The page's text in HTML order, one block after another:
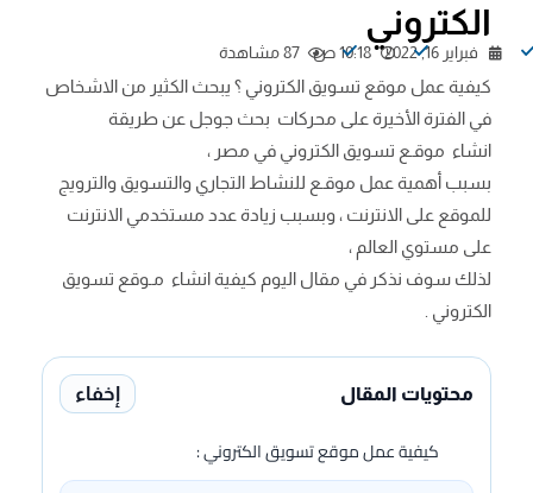
الكتروني
فبراير 16, 2022 10:18 ص 87 مشاهدة
كيفية عمل موقع تسويق الكتروني ؟ يبحث الكثير من الاشخاص
في الفترة الأخيرة على محركات بحث جوجل عن طريقة
انشاء موقـع تسويق الكتروني في مصر ،
بسبب أهمية عمل موقـع للنشاط التجاري والتسويق والترويج
للموقع على الانترنت ، وبسبب زيادة عدد مستخدمي الانترنت
على مستوي العالم ،
لذلك سوف نذكر في مقال اليوم كيفية انشاء مـوقع تسويق
الكتروني .
محتويات المقال إخفاء
كيفية عمل موقع تسويق الكتروني :